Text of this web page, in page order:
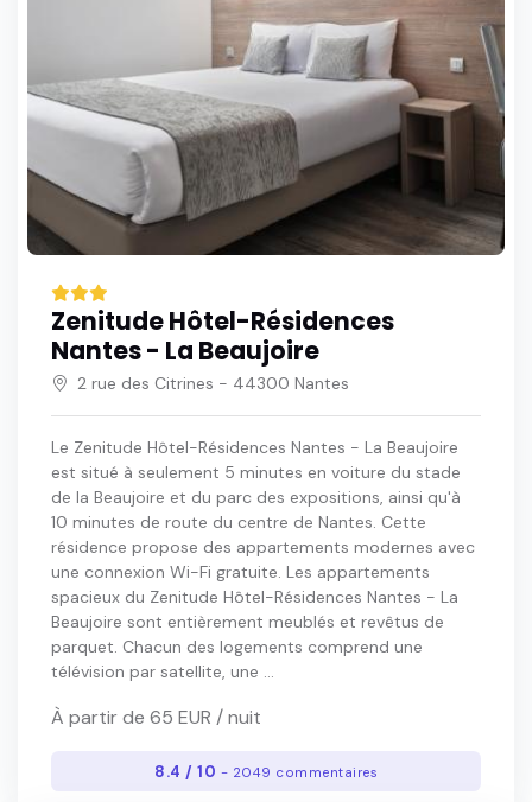
Zenitude Hôtel-Résidences
Nantes - La Beaujoire
2 rue des Citrines - 44300 Nantes
Le Zenitude Hôtel-Résidences Nantes - La Beaujoire
est situé à seulement 5 minutes en voiture du stade
de la Beaujoire et du parc des expositions, ainsi qu'à
10 minutes de route du centre de Nantes. Cette
résidence propose des appartements modernes avec
une connexion Wi-Fi gratuite. Les appartements
spacieux du Zenitude Hôtel-Résidences Nantes - La
Beaujoire sont entièrement meublés et revêtus de
parquet. Chacun des logements comprend une
télévision par satellite, une ...
À partir de 65 EUR / nuit
8.4 / 10 - 2049 commentaires